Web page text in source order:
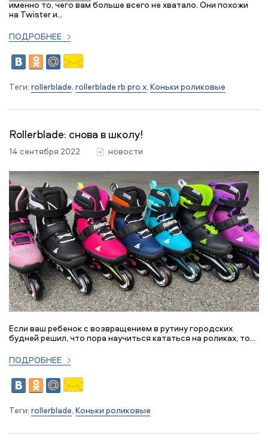
именно то, чего вам больше всего не хватало. Они похожи
на Twister и...
ПОДРОБНЕЕ
Теги: rollerblade, rollerblade rb pro x, Коньки роликовые
Rollerblade: снова в школу!
14 сентября 2022 новости
Если ваш ребенок с возвращением в рутину городских
будней решил, что пора научиться кататься на роликах, то...
ПОДРОБНЕЕ
Теги: rollerblade, Коньки роликовые